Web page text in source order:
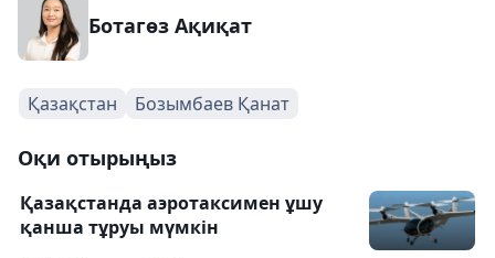
Ботагөз Ақиқат
Қазақстан Бозымбаев Қанат
Оқи отырыңыз
Қазақстанда аэротаксимен ұшу
қанша тұруы мүмкін